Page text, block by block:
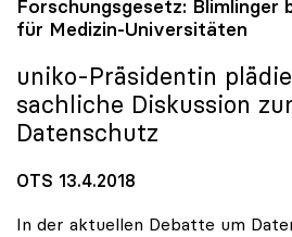
Forschungsgesetz: Blimlinger
für Medizin-Universitäten
uniko-Präsidentin
sachliche Diskussion
Datenschutz
OTS 13.4.2018
In der aktuellen Debatte um